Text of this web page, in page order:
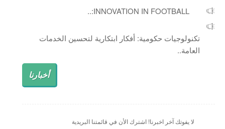
INNOVATION IN FOOTBALL:..
تكنولوجيات حكومية: أفكار ابتكارية لتحسين الخدمات
العامة..
أخبارنا
لا يفوتك آخر اخبرنا! اشترك الأن في قائمتنا البريدية